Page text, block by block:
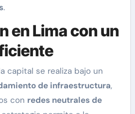
.
en Lima con un
capital se realiza bajo un
de infraestructura,
con redes neutrales de